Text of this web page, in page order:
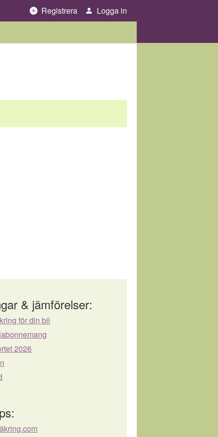
Registrera
Logga in
& jämförelser:
för din bil
2026